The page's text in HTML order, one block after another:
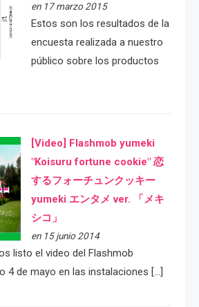
en 17 marzo 2015
Estos son los resultados de la
encuesta realizada a nuestro
público sobre los productos
[Video] Flashmob yumeki
"Koisuru fortune cookie" 恋
するフォーチュンクッキー
yumeki エンタメ ver. 「メキ
シコ」
en 15 junio 2014
listo el video del Flashmob
4 de mayo en las instalaciones […]